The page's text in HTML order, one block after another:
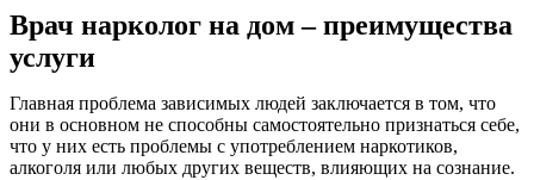
Врач нарколог на дом – преимущества
услуги
Главная проблема зависимых людей заключается в том, что
они в основном не способны самостоятельно признаться себе,
что у них есть проблемы с употреблением наркотиков,
алкоголя или любых других веществ, влияющих на сознание.